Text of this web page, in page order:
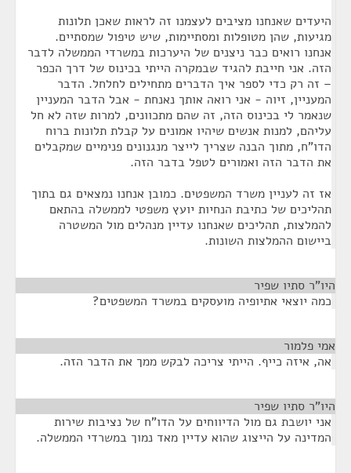
היעדים שאנחנו מציבים לעצמנו זה לראות שאכן תלונות
מגיעות, שהן מטופלות ומסתיימות, שיש טיפול שמסתיים.
אנחנו רואים כבר ניצנים של היערכות במשרדי הממשלה לדבר
הזה. אני חייבת להגיד שבמקרה הייתי בכינוס של דרך הכפר
– זה רק כדי לספר איך הדברים מתחילים לחלחל. הדבר
המעניין, זיוה - אני רואה אותך נאנחת - אבל הדבר המעניין
שנאמר לי בכינוס הזה, זה שהם מתכוונים, למרות שזה לא חל
עליהם, למנות אנשים שיהיו אמונים על קבלת תלונות ברוח
הדו"ח, מתוך הבנה שצריך לייצר מנגנונים פנימיים שמקבלים
את הדבר הזה ואמורים לטפל בדבר הזה.
אז זה לעניין משרד המשפטים. כמובן אנחנו נמצאים גם בתוך
תהליכים של כתיבת הנחיות יועץ משפטי לממשלה בהתאם
להמלצות, תהליכים שאנחנו עדיין מנהלים מול המשטרה
ביישום ההמלצות השונות.
היו"ר סתיו שפיר
כמה יוצאי אתיופיה מועסקים במשרד המשפטים?
אמי פלמור
אה, איזה כייף. הייתי צריכה לבקש ממך את הדבר הזה.
היו"ר סתיו שפיר
אני יושבת גם מול הדיווחים על הדו"ח של נציבות שירות
המדינה על הייצוג שהוא עדיין מאד נמוך במשרדי הממשלה.